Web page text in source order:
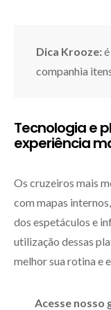
Dica Krooze:
companhia
Tecnologia e
experiência
Os cruzeiros mais
com mapas
dos espetáculos e
utilização dessas
melhor sua rotina e
Acesse nosso